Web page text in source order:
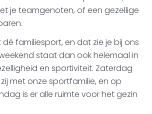
je teamgenoten, of een gezellige
dé familiesport, en dat zie je bij ons
staat dan ook helemaal in
en sportiviteit. Zaterdag
met onze sportfamilie, en op
is er alle ruimte voor het gezin